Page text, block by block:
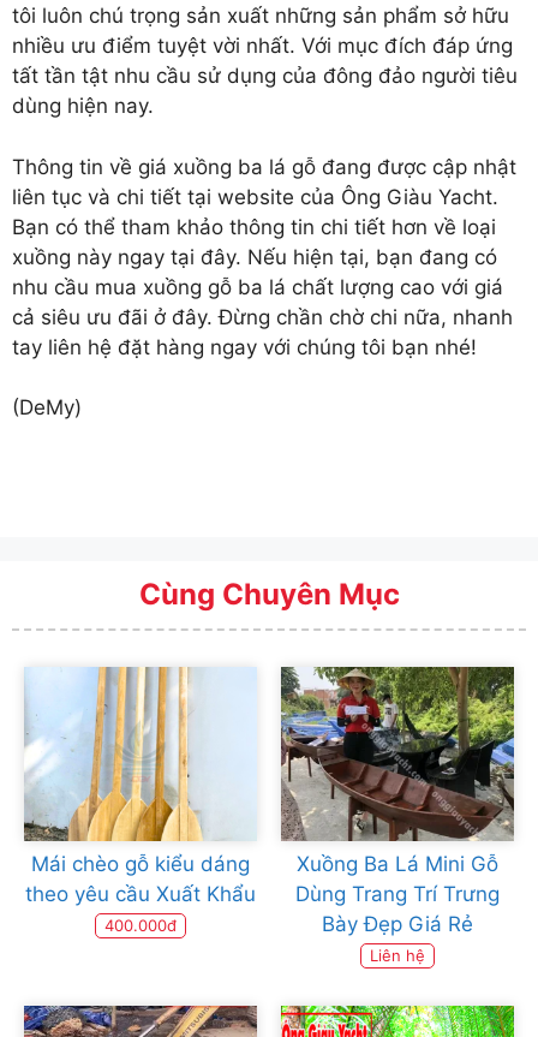
tôi luôn chú trọng sản xuất những sản phẩm sở hữu
nhiều ưu điểm tuyệt vời nhất. Với mục đích đáp ứng
tất tần tật nhu cầu sử dụng của đông đảo người tiêu
dùng hiện nay.
Thông tin về giá xuồng ba lá gỗ đang được cập nhật
liên tục và chi tiết tại website của Ông Giàu Yacht.
Bạn có thể tham khảo thông tin chi tiết hơn về loại
xuồng này ngay tại đây. Nếu hiện tại, bạn đang có
nhu cầu mua xuồng gỗ ba lá chất lượng cao với giá
cả siêu ưu đãi ở đây. Đừng chần chờ chi nữa, nhanh
tay liên hệ đặt hàng ngay với chúng tôi bạn nhé!
(DeMy)
Cùng Chuyên Mục
Mái chèo gỗ kiểu dáng
theo yêu cầu Xuất Khẩu
400.000đ
Xuồng Ba Lá Mini Gỗ
Dùng Trang Trí Trưng
Bày Đẹp Giá Rẻ
Liên hệ